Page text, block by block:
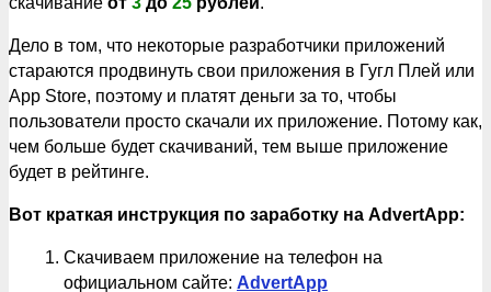
Дело в том, что некоторые разработчики приложений
стараются продвинуть свои приложения в Гугл Плей или
App Store, поэтому и платят деньги за то, чтобы
пользователи просто скачали их приложение. Потому как,
чем больше будет скачиваний, тем выше приложение
будет в рейтинге.
Вот краткая инструкция по заработку на AdvertApp:
Скачиваем приложение на телефон на
официальном сайте: AdvertApp